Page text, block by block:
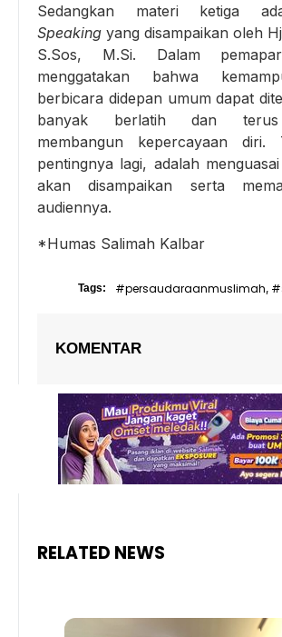
Sedangkan materi ketiga
Speaking yang disampaikan oleh
S.Sos, M.Si. Dalam
menggatakan bahwa
berbicara didepan umum dapat
banyak berlatih dan terus
membangun kepercayaan diri.
pentingnya lagi, adalah
akan disampaikan serta
audiennya.
*Humas Salimah Kalbar
Tags: #persaudaraanmuslimah,
KOMENTAR
RELATED NEWS